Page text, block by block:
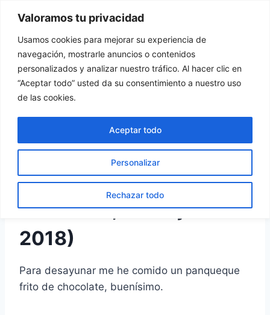
Valoramos tu privacidad
Usamos cookies para mejorar su experiencia de
navegación, mostrarle anuncios o contenidos
personalizados y analizar nuestro tráfico. Al hacer clic en
“Aceptar todo” usted da su consentimiento a nuestro uso
de las cookies.
Personalizar
Rechazar todo
Aceptar todo
contenido
Tu Rincón del Viajero
TAILANDIA
Ao Nang
Ao Nang (día 21,
miércoles, 25 de julio de
2018)
Para desayunar me he comido un panqueque
frito de chocolate, buenísimo.